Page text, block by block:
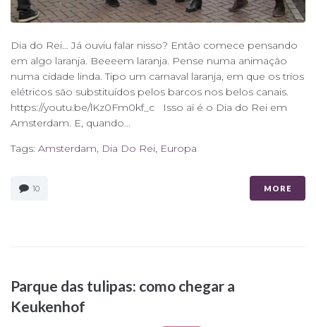
Dia do Rei… Já ouviu falar nisso? Então comece pensando
em algo laranja. Beeeem laranja. Pense numa animação
numa cidade linda. Tipo um carnaval laranja, em que os trios
elétricos são substituídos pelos barcos nos belos canais.
https://youtu.be/lKz0Fm0kf_c Isso aí é o Dia do Rei em
Amsterdam. E, quando...
Tags: Amsterdam, Dia Do Rei, Europa
10 MORE
Parque das tulipas: como chegar a
Keukenhof